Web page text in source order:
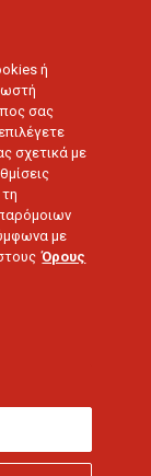
ή
σας
σχετικά με
με
Όρους